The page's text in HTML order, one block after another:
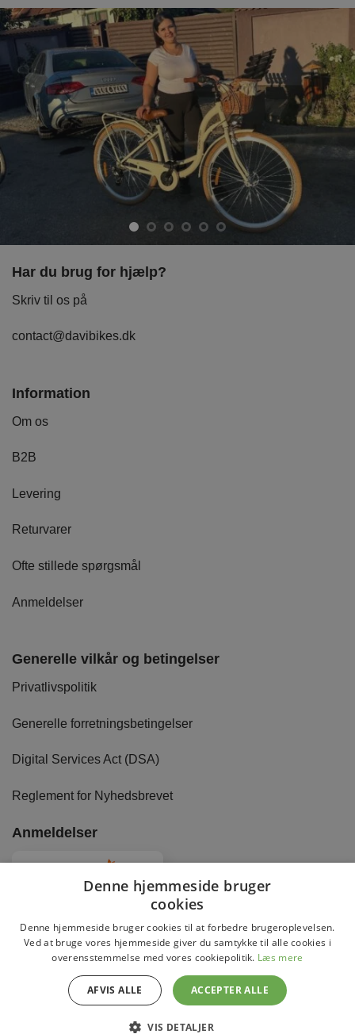
Har du brug for hjælp?
Skriv til os på
contact@davibikes.dk
Information
Om os
B2B
Levering
Returvarer
Ofte stillede spørgsmål
Anmeldelser
Generelle vilkår og betingelser
Privatlivspolitik
Generelle forretningsbetingelser
Digital Services Act (DSA)
Reglement for Nyhedsbrevet
Anmeldelser
Copyright 2026 © DaviBikes.dk
Denne hjemmeside bruger
cookies
Denne hjemmeside bruger cookies til at forbedre brugeroplevelsen.
Ved at bruge vores hjemmeside giver du samtykke til alle cookies i
overensstemmelse med vores cookiepolitik. Læs mere
ACCEPTER ALLE
AFVIS ALLE
VIS DETALJER